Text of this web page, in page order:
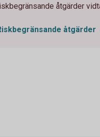
åtgärder
åtgärder